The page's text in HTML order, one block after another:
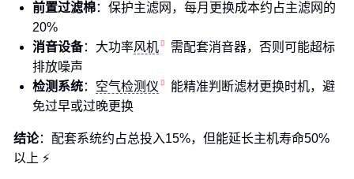
前置过滤棉：保护主滤网，每月更换成本约占主滤网的
20%
消音设备：大功率风机
需配套消音器，否则可能超标
排放噪声
检测系统： 空气检测仪
能精准判断滤材更换时机，避
免过早或过晚更换
结论：配套系统约占总投入15%，但能延长主机寿命50%
以上 ⚡